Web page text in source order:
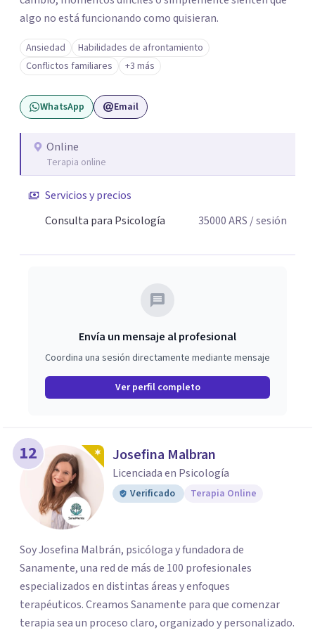
algo no está funcionando como quisieran.
Ansiedad
Habilidades de afrontamiento
Conflictos familiares
+3 más
WhatsApp Email
Online
Terapia online
Servicios y precios
Consulta para Psicología
35000ARS / sesión
Envía un mensaje al profesional
Coordina una sesión directamente mediante mensaje
Ver perfil completo
12 Josefina Malbran
Licenciada en Psicología
Verificado Terapia Online
Soy Josefina Malbrán, psicóloga y fundadora de
Sanamente, una red de más de 100 profesionales
especializados en distintas áreas y enfoques
terapéuticos. Creamos Sanamente para que comenzar
terapia sea un proceso claro, organizado y personalizado.